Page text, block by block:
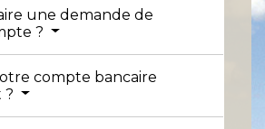
une demande de
?
compte bancaire
?